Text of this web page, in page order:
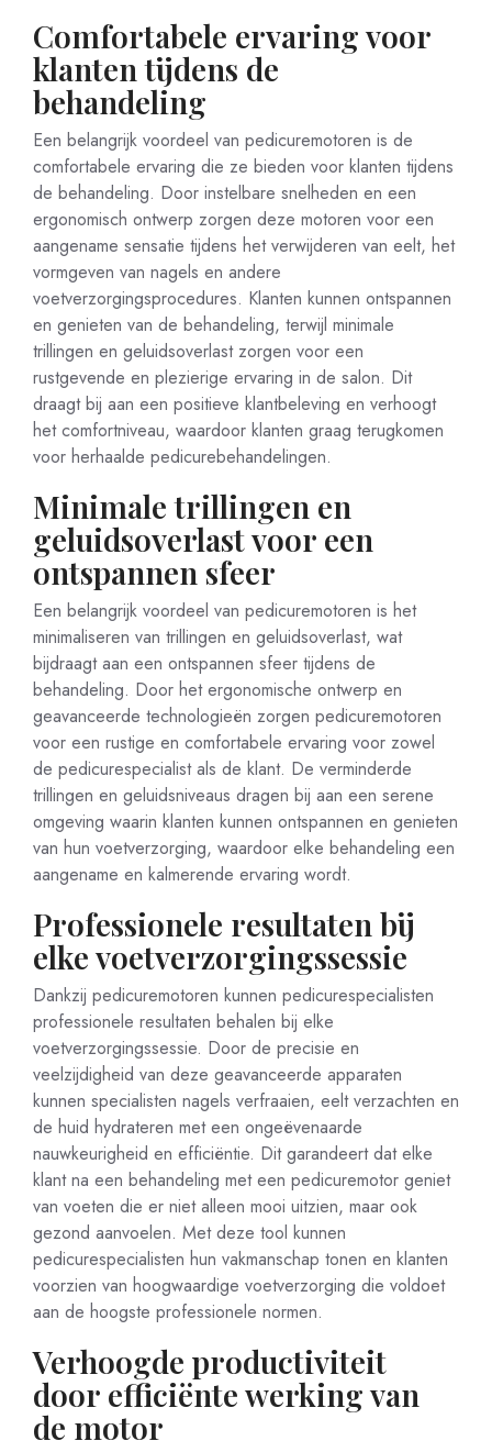
Comfortabele ervaring voor
klanten tijdens de
behandeling
Een belangrijk voordeel van pedicuremotoren is de
comfortabele ervaring die ze bieden voor klanten tijdens
de behandeling. Door instelbare snelheden en een
ergonomisch ontwerp zorgen deze motoren voor een
aangename sensatie tijdens het verwijderen van eelt, het
vormgeven van nagels en andere
voetverzorgingsprocedures. Klanten kunnen ontspannen
en genieten van de behandeling, terwijl minimale
trillingen en geluidsoverlast zorgen voor een
rustgevende en plezierige ervaring in de salon. Dit
draagt bij aan een positieve klantbeleving en verhoogt
het comfortniveau, waardoor klanten graag terugkomen
voor herhaalde pedicurebehandelingen.
Minimale trillingen en
geluidsoverlast voor een
ontspannen sfeer
Een belangrijk voordeel van pedicuremotoren is het
minimaliseren van trillingen en geluidsoverlast, wat
bijdraagt aan een ontspannen sfeer tijdens de
behandeling. Door het ergonomische ontwerp en
geavanceerde technologieën zorgen pedicuremotoren
voor een rustige en comfortabele ervaring voor zowel
de pedicurespecialist als de klant. De verminderde
trillingen en geluidsniveaus dragen bij aan een serene
omgeving waarin klanten kunnen ontspannen en genieten
van hun voetverzorging, waardoor elke behandeling een
aangename en kalmerende ervaring wordt.
Professionele resultaten bij
elke voetverzorgingssessie
Dankzij pedicuremotoren kunnen pedicurespecialisten
professionele resultaten behalen bij elke
voetverzorgingssessie. Door de precisie en
veelzijdigheid van deze geavanceerde apparaten
kunnen specialisten nagels verfraaien, eelt verzachten en
de huid hydrateren met een ongeëvenaarde
nauwkeurigheid en efficiëntie. Dit garandeert dat elke
klant na een behandeling met een pedicuremotor geniet
van voeten die er niet alleen mooi uitzien, maar ook
gezond aanvoelen. Met deze tool kunnen
pedicurespecialisten hun vakmanschap tonen en klanten
voorzien van hoogwaardige voetverzorging die voldoet
aan de hoogste professionele normen.
Verhoogde productiviteit
door efficiënte werking van
de motor